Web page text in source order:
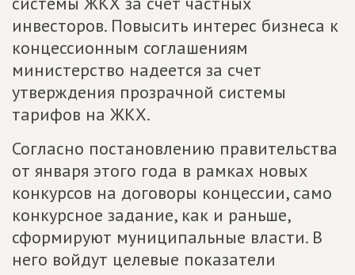
инвесторов. Повысить интерес бизнеса к
концессионным соглашениям
министерство надеется за счет
утверждения прозрачной системы
тарифов на ЖКХ.
Согласно постановлению правительства
от января этого года в рамках новых
конкурсов на договоры концессии, само
конкурсное задание, как и раньше,
сформируют муниципальные власти. В
него войдут целевые показатели